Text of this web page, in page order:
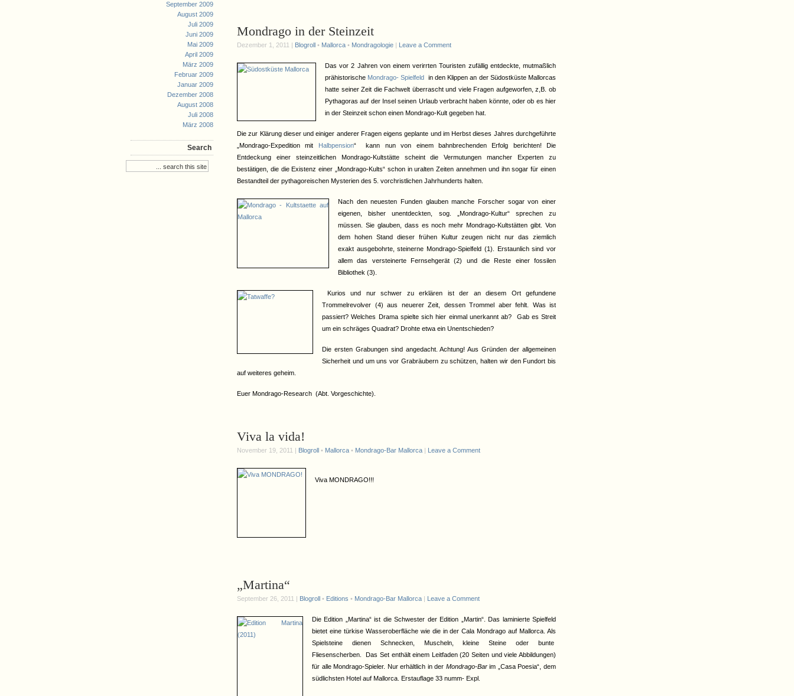
September 2009
August 2009
Juli 2009
Juni 2009
Mai 2009
April 2009
März 2009
Februar 2009
Januar 2009
Dezember 2008
August 2008
Juli 2008
März 2008
Search
Mondrago in der Steinzeit
Dezember 1, 2011 | Blogroll • Mallorca • Mondragologie | Leave a Comment
Das vor 2 Jahren von einem verirrten Touristen zufällig entdeckte, mutmaßlich
prähistorische Mondrago- Spielfeld in den Klippen an der Südostküste Mallorcas
hatte seiner Zeit die Fachwelt überrascht und viele Fragen aufgeworfen, z,B. ob
Pythagoras auf der Insel seinen Urlaub verbracht haben könnte, oder ob es hier
in der Steinzeit schon einen Mondrago-Kult gegeben hat.
Die zur Klärung dieser und einiger anderer Fragen eigens geplante und im Herbst dieses Jahres durchgeführte
„Mondrago-Expedition mit
Halbpension“ kann nun von einem bahnbrechenden Erfolg berichten! Die
Entdeckung einer steinzeitlichen Mondrago-Kultstätte scheint die Vermutungen mancher Experten zu
bestätigen, die die Existenz einer „Mondrago-Kults“ schon in uralten Zeiten annehmen und ihn sogar für einen
Bestandteil der pythagoreischen Mysterien des 5. vorchristlichen Jahrhunderts halten.
Nach den neuesten Funden glauben manche Forscher sogar von einer
eigenen, bisher unentdeckten, sog. „Mondrago-Kultur“ sprechen zu
müssen. Sie glauben, dass es noch mehr Mondrago-Kultstätten gibt. Von
dem hohen Stand dieser frühen Kultur zeugen nicht nur das ziemlich
exakt ausgebohrte, steinerne Mondrago-Spielfeld (1). Erstaunlich sind vor
allem das versteinerte Fernsehgerät (2) und die Reste einer fossilen
Bibliothek (3).
Kurios und nur schwer zu erklären ist der an diesem Ort gefundene
Trommelrevolver (4) aus neuerer Zeit, dessen Trommel aber fehlt. Was ist
passiert? Welches Drama spielte sich hier einmal unerkannt ab? Gab es Streit
um ein schräges Quadrat? Drohte etwa ein Unentschieden?
Die ersten Grabungen sind angedacht. Achtung! Aus Gründen der allgemeinen
Sicherheit und um uns vor Grabräubern zu schützen, halten wir den Fundort bis
auf weiteres geheim.
Euer Mondrago-Research (Abt. Vorgeschichte).
Viva la vida!
November 19, 2011 | Blogroll • Mallorca • Mondrago-Bar Mallorca | Leave a Comment
Viva MONDRAGO!!!
„Martina“
September 26, 2011 | Blogroll • Editions • Mondrago-Bar Mallorca | Leave a Comment
Die Edition „Martina“ ist die Schwester der Edition „Martin“. Das laminierte Spielfeld
bietet eine türkise Wasseroberfläche wie die in der Cala Mondrago auf Mallorca. Als
Spielsteine dienen Schnecken, Muscheln, kleine Steine oder bunte
Fliesenscherben. Das Set enthält einem Leitfaden (20 Seiten und viele Abbildungen)
für alle Mondrago-Spieler. Nur erhältlich in der Mondrago-Barim „Casa Poesia“, dem
südlichsten Hotel auf Mallorca. Erstauflage 33 numm- Expl.